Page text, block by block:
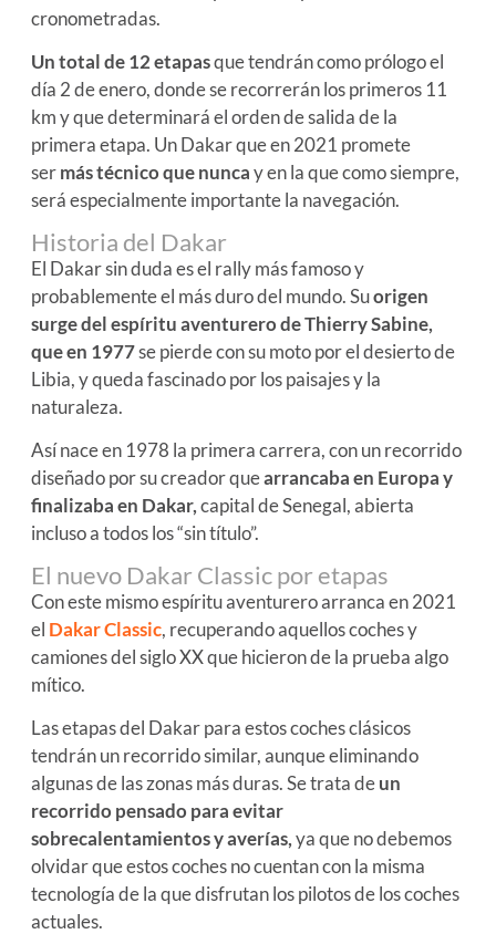
cronometradas.
Un total de 12 etapasque tendrán como prólogo el
día 2 de enero, donde se recorrerán los primeros 11
km y que determinará el orden de salida de la
primera etapa. Un Dakar que en 2021 promete
sermás técnico que nuncay en la que como siempre,
será especialmente importante la navegación.
Historia del Dakar
El Dakar sin duda es el rally más famoso y
probablemente el más duro del mundo. Suorigen
surge del espíritu aventurero de Thierry Sabine,
que en 1977se pierde con su moto por el desierto de
Libia, y queda fascinado por los paisajes y la
naturaleza.
Así nace en 1978 la primera carrera, con un recorrido
diseñado por su creador quearrancaba en Europa y
finalizaba en Dakar,capital de Senegal, abierta
incluso a todos los “sin título”.
El nuevo Dakar Classic por etapas
Con este mismo espíritu aventurero arranca en 2021
el Dakar Classic, recuperando aquellos coches y
camiones del siglo XX que hicieron de la prueba algo
mítico.
Las etapas del Dakar para estos coches clásicos
tendrán un recorrido similar, aunque eliminando
algunas de las zonas más duras. Se trata deun
recorrido pensado para evitar
sobrecalentamientos y averías,ya que no debemos
olvidar que estos coches no cuentan con la misma
tecnología de la que disfrutan los pilotos de los coches
actuales.